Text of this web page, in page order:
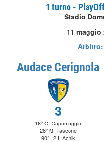
1 turno -
Stadio
11 maggio
Arbitro:
Audace Cerignola
3
16° G. Capomaggio
28° M. Tascone
90° +2 I. Achik